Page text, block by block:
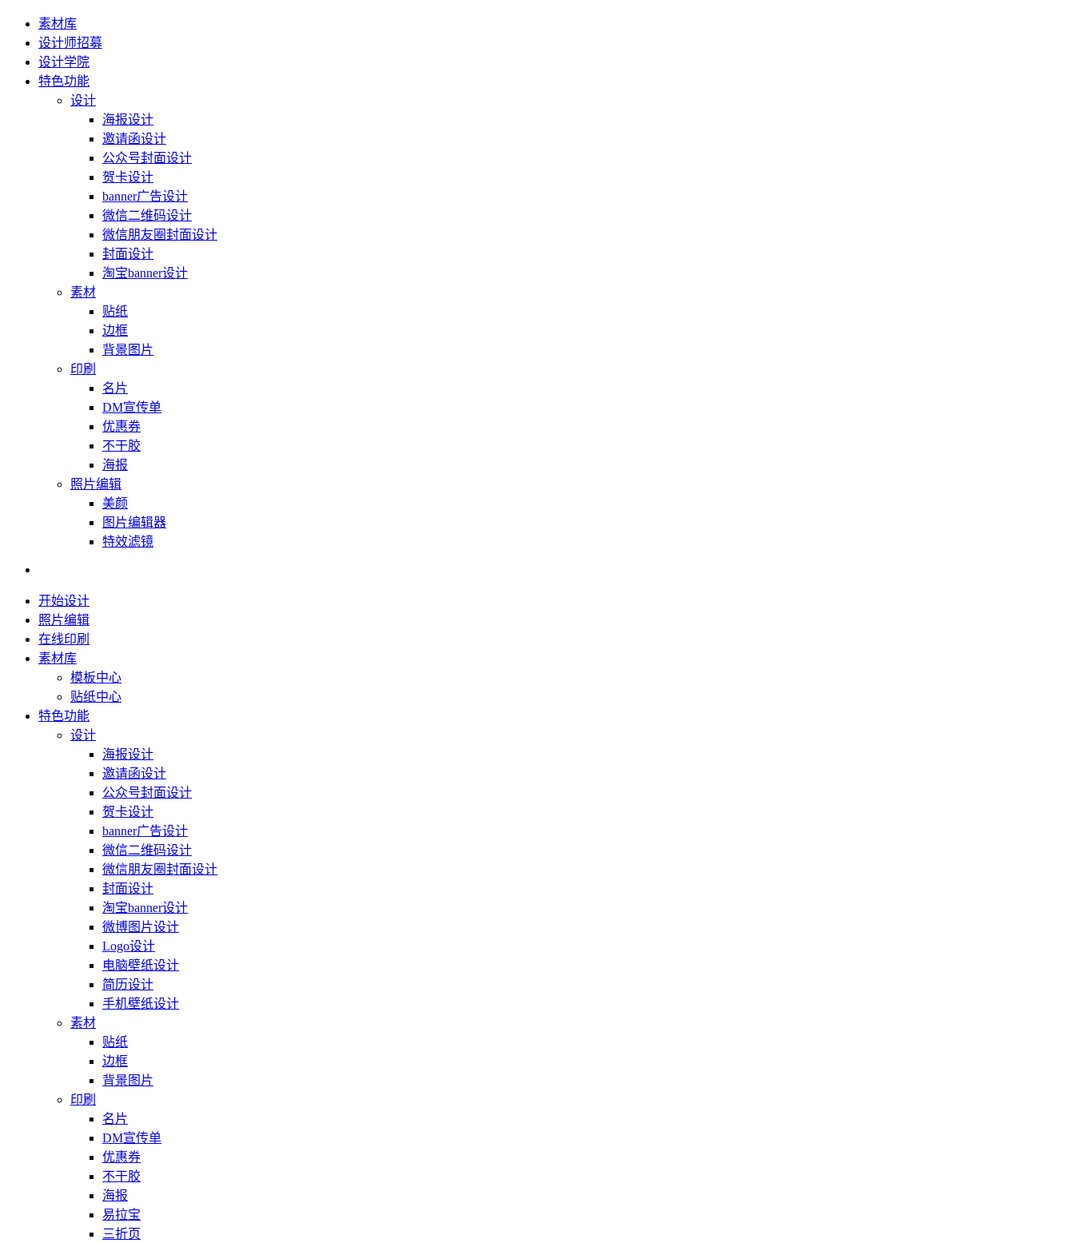
素材库
设计师招募
设计学院
特色功能
设计
海报设计
邀请函设计
公众号封面设计
贺卡设计
banner广告设计
微信二维码设计
微信朋友圈封面设计
封面设计
淘宝banner设计
素材
贴纸
边框
背景图片
印刷
名片
DM宣传单
优惠券
不干胶
海报
照片编辑
美颜
图片编辑器
特效滤镜
开始设计
照片编辑
在线印刷
素材库
模板中心
贴纸中心
特色功能
设计
海报设计
邀请函设计
公众号封面设计
贺卡设计
banner广告设计
微信二维码设计
微信朋友圈封面设计
封面设计
淘宝banner设计
微博图片设计
Logo设计
电脑壁纸设计
简历设计
手机壁纸设计
素材
贴纸
边框
背景图片
印刷
名片
DM宣传单
优惠券
不干胶
海报
易拉宝
三折页